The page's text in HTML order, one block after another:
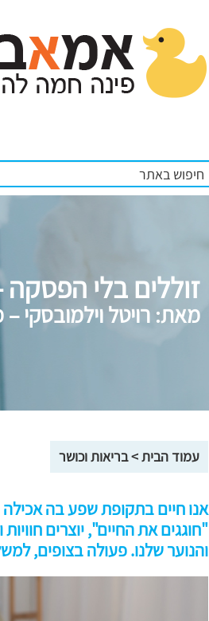
זוללים בלי
מאת: רויטל וילמובסקי
עמוד הבית>בריאות וכושר
אנו חיים בתקופת שפע בה
"חוגגים את החיים", יוצרים
והנוער שלנו. פעולה בצופים,